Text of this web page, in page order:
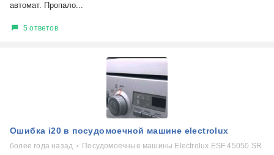
автомат. Пропало...
5 ответов
Ошибка i20 в посудомоечной машине electrolux
более года назад Посудомоечные машины Electrolux ESF 45050 SR